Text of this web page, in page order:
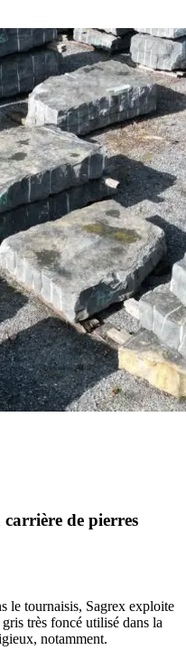
carrière de pierres
le tournaisis, Sagrex exploite
très foncé utilisé dans la
notamment.